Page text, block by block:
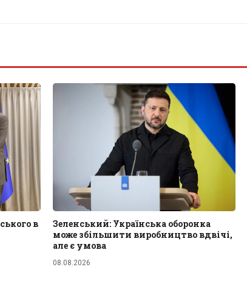
в
Зеленський: Українська оборонка
може збільшити виробництво вдвічі,
але є умова
08.08.2026